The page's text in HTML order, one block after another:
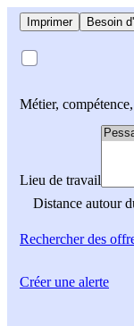
Imprimer Besoin
Métier,
Lieu de travail
Distance autour
Rechercherdes
Créer une alerte